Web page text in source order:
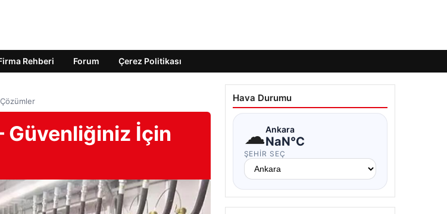
Rehberi Forum Çerez Politikası
Güvenliğiniz İçin
Hava Durumu
☁Ankara
NaN°C
ŞEHIR SEÇ